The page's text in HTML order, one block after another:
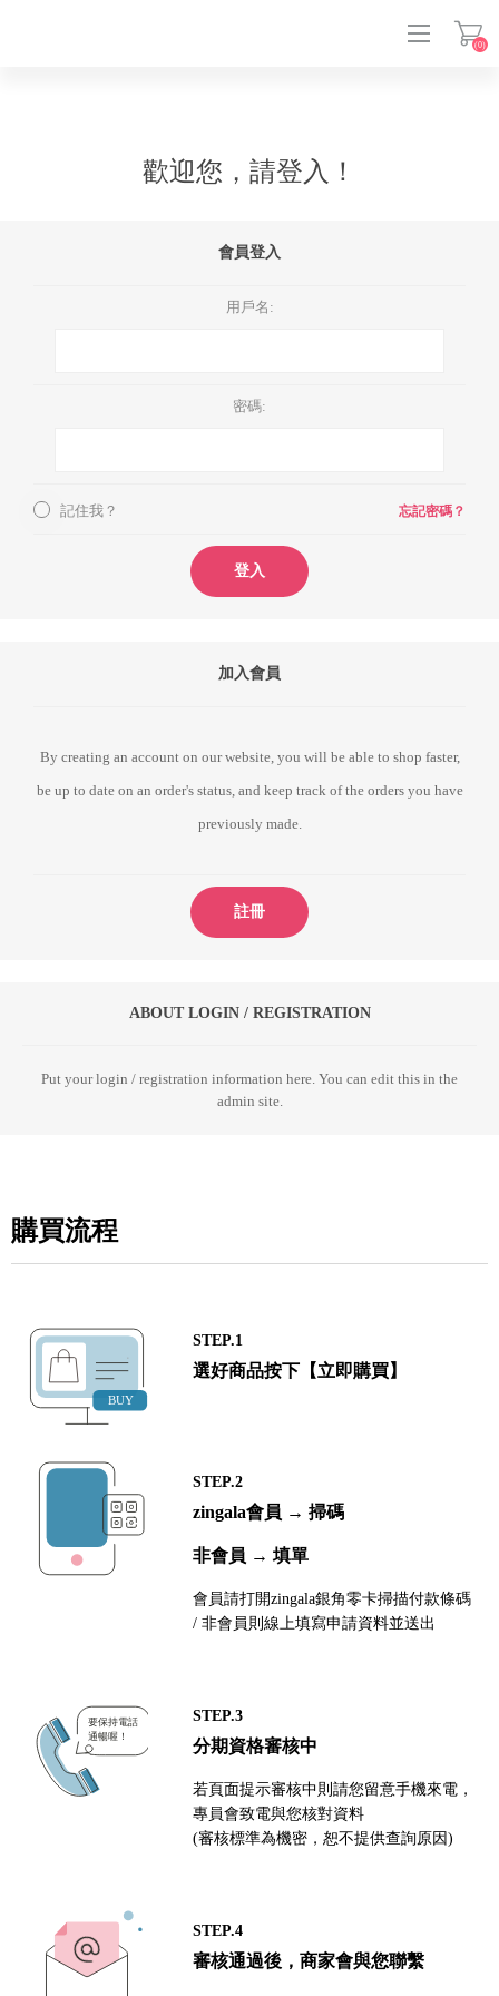
(0)
歡迎您，請登入！
會員登入
用戶名:
密碼:
記住我？ 忘記密碼？
登入
加入會員
By creating an account on our website, you will be able to shop faster,
be up to date on an order's status, and keep track of the orders you have
previously made.
註冊
ABOUT LOGIN / REGISTRATION
Put your login / registration information here. You can edit this in the
admin site.
購買流程
STEP.1
選好商品按下【立即購買】
STEP.2
zingala會員 → 掃碼
非會員 → 填單
會員請打開zingala銀角零卡掃描付款條碼
/ 非會員則線上填寫申請資料並送出
STEP.3
分期資格審核中
若頁面提示審核中則請您留意手機來電，
專員會致電與您核對資料
(審核標準為機密，恕不提供查詢原因)
STEP.4
審核通過後，商家會與您聯繫